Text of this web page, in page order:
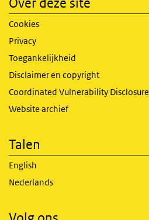
Over deze site
Cookies
Privacy
Toegankelijkheid
Disclaimer en copyright
Coordinated Vulnerability Disclosure
Website archief
Talen
English
Nederlands